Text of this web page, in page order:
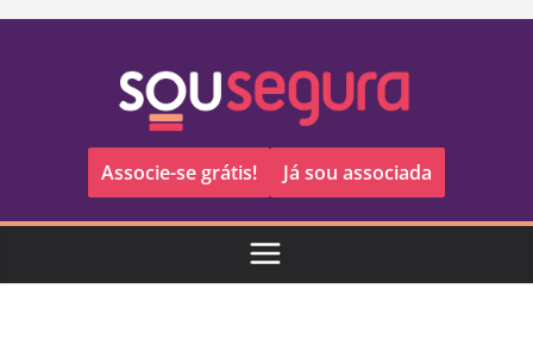
Pular
Associe-se grátis! Já sou associada